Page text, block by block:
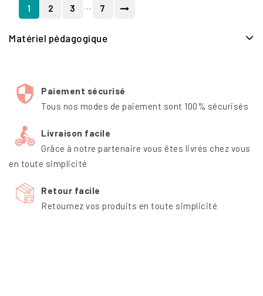
1 2 3 … 7
Matériel pédagogique
Paiement sécurisé
Tous nos modes de paiement sont 100% sécurisés
Livraison facile
Grâce à notre partenaire vous êtes livrés chez vous
en toute simplicité
Retour facile
Retournez vos produits en toute simplicité